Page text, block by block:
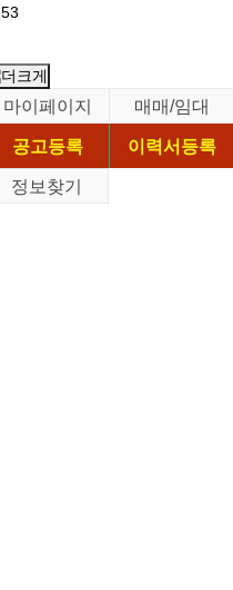
53
마이페이지
매매/임대
공고등록
이력서등록
정보찾기